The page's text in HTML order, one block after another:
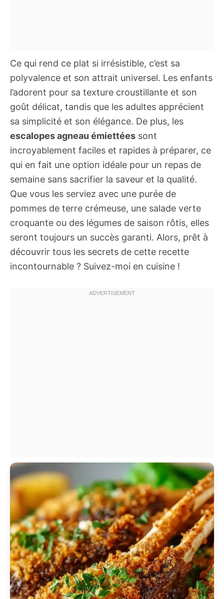
Ce qui rend ce plat si irrésistible, c’est sa
polyvalence et son attrait universel. Les enfants
l’adorent pour sa texture croustillante et son
goût délicat, tandis que les adultes apprécient
sa simplicité et son élégance. De plus, les
escalopes agneau émiettées sont
incroyablement faciles et rapides à préparer, ce
qui en fait une option idéale pour un repas de
semaine sans sacrifier la saveur et la qualité.
Que vous les serviez avec une purée de
pommes de terre crémeuse, une salade verte
croquante ou des légumes de saison rôtis, elles
seront toujours un succès garanti. Alors, prêt à
découvrir tous les secrets de cette recette
incontournable ? Suivez-moi en cuisine !